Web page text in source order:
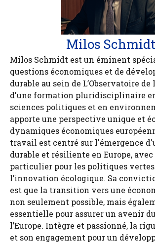
Milos Schmidt
Milos Schmidt est un éminent
questions économiques et de
durable au sein de L’Observatoire de
d'une formation pluridisciplinaire
sciences politiques et en
apporte une perspective unique et
dynamiques économiques
travail est centré sur l'émergence
durable et résiliente en Europe,
particulier pour les politiques
l’innovation écologique. Sa
est que la transition vers une
non seulement possible, mais
essentielle pour assurer un avenir
l’Europe. Intègre et passionné, la
et son engagement pour un